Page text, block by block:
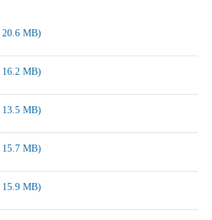
MB)
MB)
MB)
MB)
MB)